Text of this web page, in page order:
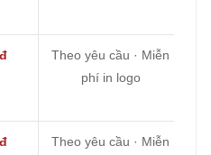
Theo yêu cầu · Miễn
phí in logo
Theo yêu cầu · Miễn